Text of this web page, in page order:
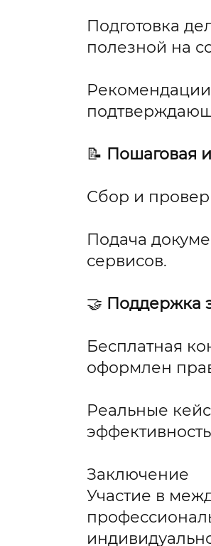
Подготовка
полезной на
📝 Пошаговая
Сбор и
Подача
сервисов.
🤝 Поддержка
Бесплатная
оформлен
Реальные
Заключение
Участие в